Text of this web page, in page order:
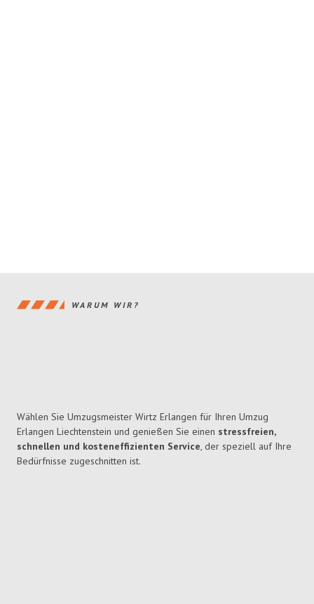
WARUM WIR?
Wählen Sie Umzugsmeister Wirtz Erlangen für Ihren Umzug
Erlangen Liechtenstein und genießen Sie einen stressfreien,
schnellen und kosteneffizienten Service, der speziell auf Ihre
Bedürfnisse zugeschnitten ist.